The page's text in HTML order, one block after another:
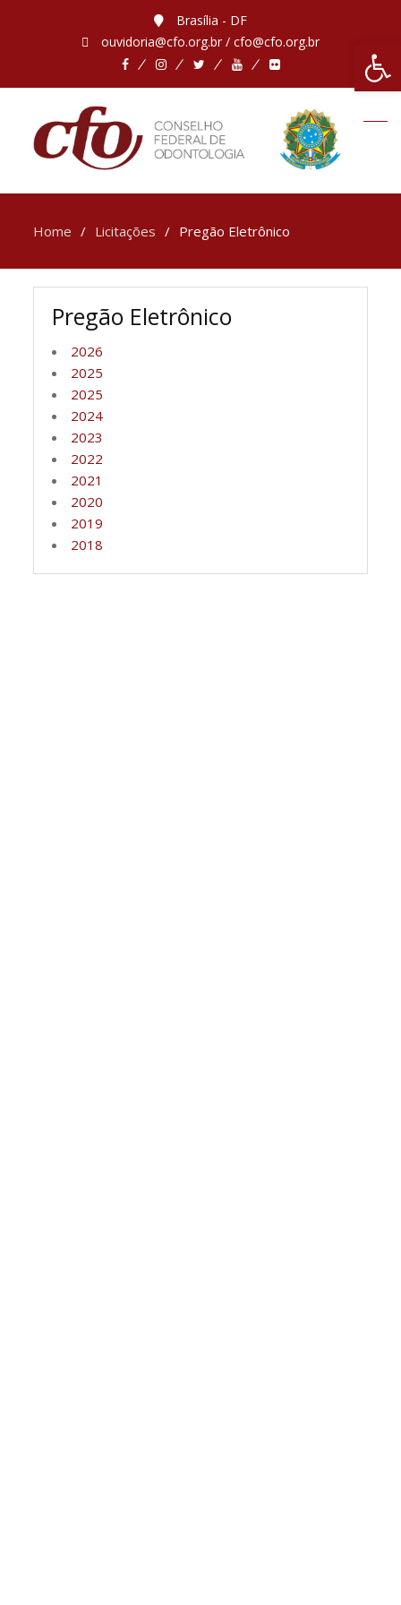
Brasília - DF
ouvidoria@cfo.org.br / cfo@cfo.org.br
Home Licitações Pregão Eletrônico
Pregão Eletrônico
2026
2025
2025
2024
2023
2022
2021
2020
2019
2018